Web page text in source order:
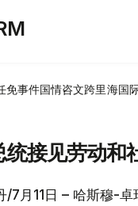
免事件国情咨文跨里海国
统接见劳动和
/7月11日 – 哈斯穆-卓